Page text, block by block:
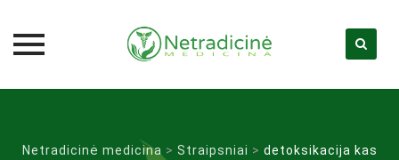
Netradicinė medicina > Straipsniai > detoksikacija kas